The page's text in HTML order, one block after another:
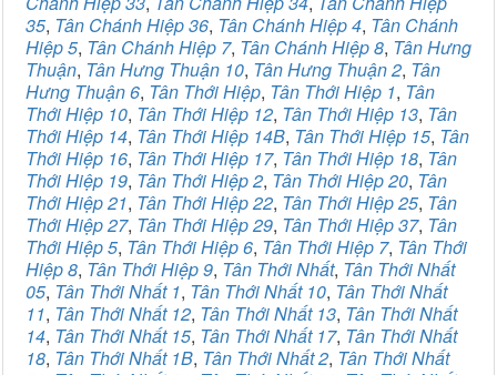
35, Tân Chánh Hiệp 36, Tân Chánh Hiệp 4, Tân Chánh
Hiệp 5, Tân Chánh Hiệp 7, Tân Chánh Hiệp 8, Tân Hưng
Thuận, Tân Hưng Thuận 10, Tân Hưng Thuận 2, Tân
Hưng Thuận 6, Tân Thới Hiệp, Tân Thới Hiệp 1, Tân
Thới Hiệp 10, Tân Thới Hiệp 12, Tân Thới Hiệp 13, Tân
Thới Hiệp 14, Tân Thới Hiệp 14B, Tân Thới Hiệp 15, Tân
Thới Hiệp 16, Tân Thới Hiệp 17, Tân Thới Hiệp 18, Tân
Thới Hiệp 19, Tân Thới Hiệp 2, Tân Thới Hiệp 20, Tân
Thới Hiệp 21, Tân Thới Hiệp 22, Tân Thới Hiệp 25, Tân
Thới Hiệp 27, Tân Thới Hiệp 29, Tân Thới Hiệp 37, Tân
Thới Hiệp 5, Tân Thới Hiệp 6, Tân Thới Hiệp 7, Tân Thới
Hiệp 8, Tân Thới Hiệp 9, Tân Thới Nhất, Tân Thới Nhất
05, Tân Thới Nhất 1, Tân Thới Nhất 10, Tân Thới Nhất
11, Tân Thới Nhất 12, Tân Thới Nhất 13, Tân Thới Nhất
14, Tân Thới Nhất 15, Tân Thới Nhất 17, Tân Thới Nhất
18, Tân Thới Nhất 1B, Tân Thới Nhất 2, Tân Thới Nhất